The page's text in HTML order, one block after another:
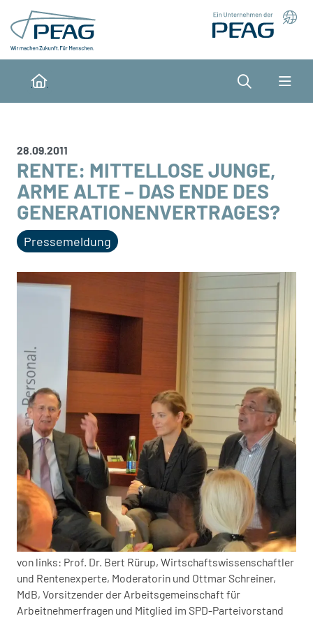
Direkt zu den Inhalten springen
Home
Suche
28.09.2011
RENTE: MITTELLOSE JUNGE,
ARME ALTE – DAS ENDE DES
GENERATIONENVERTRAGES?
Pressemeldung
von links: Prof. Dr. Bert Rürup, Wirtschaftswissenschaftler
und Rentenexperte, Moderatorin und Ottmar Schreiner,
MdB, Vorsitzender der Arbeitsgemeinschaft für
Arbeitnehmerfragen und Mitglied im SPD-Parteivorstand